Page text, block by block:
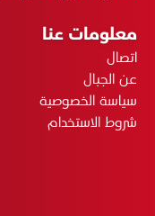
معلومات عنا
اتصال
عن الجبال
سياسة الخصوصية
شروط الاستخدام